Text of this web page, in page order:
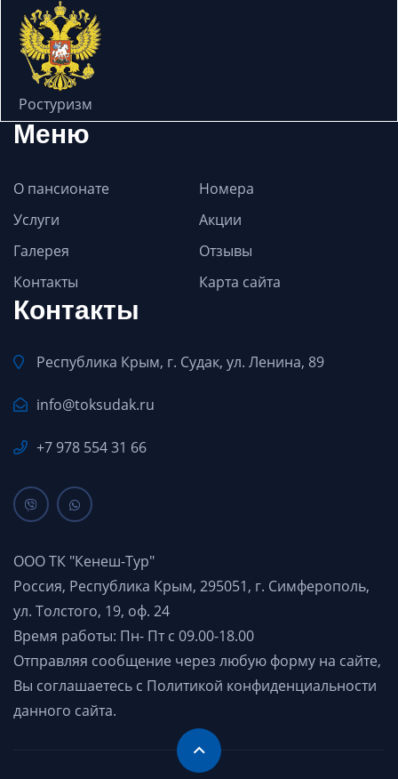
Ростуризм
Меню
О пансионате
Номера
Услуги
Акции
Галерея
Отзывы
Контакты
Карта сайта
Контакты
Республика Крым, г. Судак, ул. Ленина, 89
info@toksudak.ru
+7 978 554 31 66
ООО ТК "Кенеш-Тур"
Россия, Республика Крым, 295051, г. Симферополь,
ул. Толстого, 19, оф. 24
Время работы: Пн- Пт с 09.00-18.00
Отправляя сообщение через любую форму на сайте,
Вы соглашаетесь с Политикой конфиденциальности
данного сайта.